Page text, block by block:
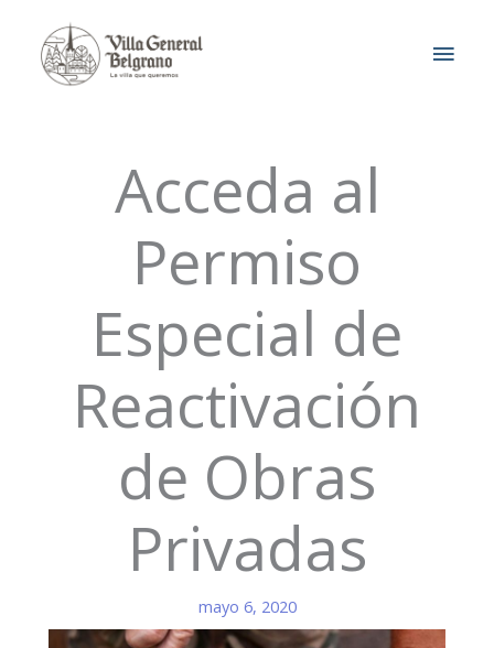
contenido
Acceda al
Permiso
Especial de
Reactivación
de Obras
Privadas
mayo 6, 2020